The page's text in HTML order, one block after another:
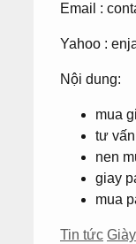
Email :
Yahoo :
Nội dung:
mua
tư
nen
giay
mua
Danh
Tin tức Thẻ